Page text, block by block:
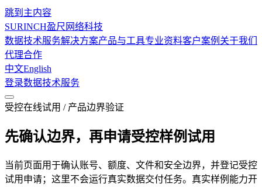
跳到主内容
SURINCH盈尺网络科技
数据技术服务解决方案产品与工具专业资料客户案例 关于我们
代理合作
中文English
登录数据技术服务
受控在线试用 / 产品边界验证
先确认边界，再申请受控样例试用
当前页面用于确认账号、额度、文件和安全边界，并登记受控
试用申请；这里不会运行真实数据交付任务。真实样例能力开